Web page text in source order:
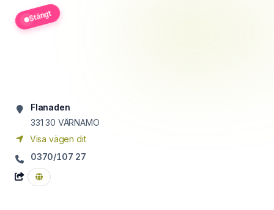
Stängt
Flanaden
331 30 VÄRNAMO
Visa vägen dit
0370/107 27